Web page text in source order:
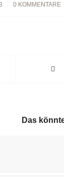
0 KOMMENTARE
/
Das